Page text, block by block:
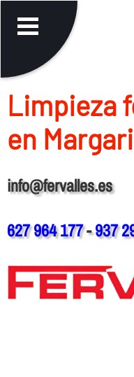
Limpieza
en
info@fervalles.es
627 964 177-937